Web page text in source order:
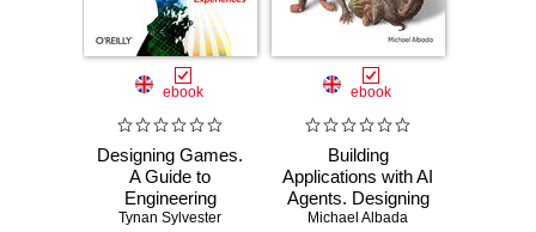
ebook
Designing Games.
A Guide to
Engineering
Experiences
Tynan Sylvester
ebook
Building
Applications with AI
Agents. Designing
and Implementing
Michael Albada